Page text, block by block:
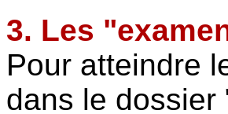
3. Les
Pour atteindre
dans le dossier